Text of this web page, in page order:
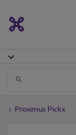
Proximus Pickx